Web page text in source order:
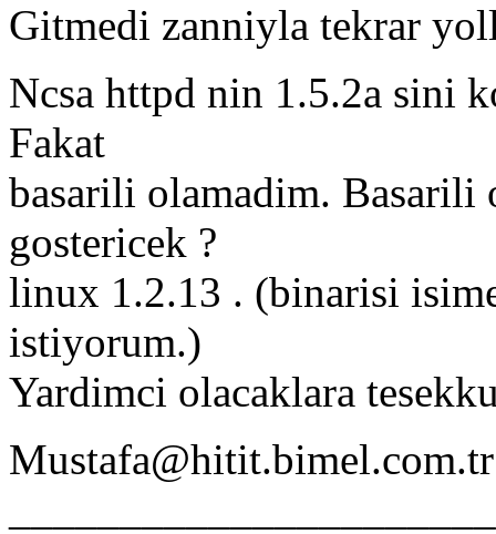
Gitmedi zanniyla tekrar
Ncsa httpd nin 1.5.2a sini
Fakat
basarili olamadim.
gostericek ?
linux 1.2.13 . (binarisi
istiyorum.)
Yardimci olacaklara
Mustafa@hitit.bimel.com.tr